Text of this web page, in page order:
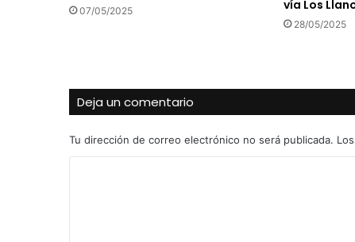
07/05/2025
vía Los
28/05/2025
Deja un comentario
Tu dirección de correo electrónico no será publicada.